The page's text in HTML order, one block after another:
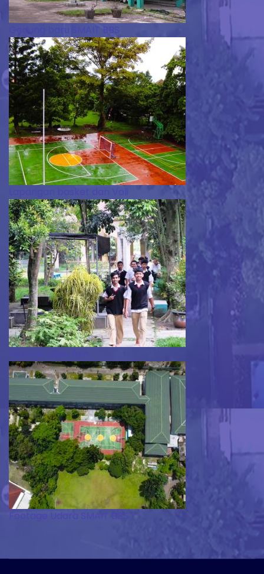
Gedung baru SMAIT BBS
Lapangan basket dan Voli
Sekolah Hijau Asri
Footage Udara SMAIT BBS 1